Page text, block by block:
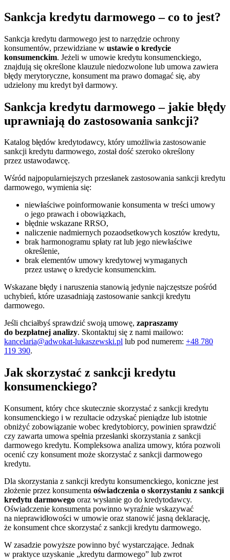
Sankcja kredytu darmowego – co to jest?
Sankcja kredytu darmowego jest to narzędzie ochrony
konsumentów, przewidziane w ustawie o kredycie
konsumenckim. Jeżeli w umowie kredytu konsumenckiego,
znajdują się określone klauzule niedozwolone lub umowa zawiera
błędy merytoryczne, konsument ma prawo domagać się, aby
udzielony mu kredyt był darmowy.
Sankcja kredytu darmowego – jakie błędy
uprawniają do zastosowania sankcji?
Katalog błędów kredytodawcy, który umożliwia zastosowanie
sankcji kredytu darmowego, został dość szeroko określony
przez ustawodawcę.
Wśród najpopularniejszych przesłanek zastosowania sankcji kredytu
darmowego, wymienia się:
niewłaściwe poinformowanie konsumenta w treści umowy
o jego prawach i obowiązkach,
błędnie wskazane RRSO,
naliczenie nadmiernych pozaodsetkowych kosztów kredytu,
brak harmonogramu spłaty rat lub jego niewłaściwe
określenie,
brak elementów umowy kredytowej wymaganych
przez ustawę o kredycie konsumenckim.
Wskazane błędy i naruszenia stanowią jedynie najczęstsze pośród
uchybień, które uzasadniają zastosowanie sankcji kredytu
darmowego.
Jeśli chciałbyś sprawdzić swoją umowę, zapraszamy
do bezpłatnej analizy. Skontaktuj się z nami mailowo:
kancelaria@adwokat-lukaszewski.pl lub pod numerem: +48 780
119 390.
Jak skorzystać z sankcji kredytu
konsumenckiego?
Konsument, który chce skutecznie skorzystać z sankcji kredytu
konsumenckiego i w rezultacie odzyskać pieniądze lub istotnie
obniżyć zobowiązanie wobec kredytobiorcy, powinien sprawdzić
czy zawarta umowa spełnia przesłanki skorzystania z sankcji
darmowego kredytu. Kompleksowa analiza umowy, która pozwoli
ocenić czy konsument może skorzystać z sankcji darmowego
kredytu.
Dla skorzystania z sankcji kredytu konsumenckiego, koniczne jest
złożenie przez konsumenta oświadczenia o skorzystaniu z sankcji
kredytu darmowego oraz wysłanie go do kredytodawcy.
Oświadczenie konsumenta powinno wyraźnie wskazywać
na nieprawidłowości w umowie oraz stanowić jasną deklarację,
że konsument chce skorzystać z sankcji kredytu darmowego.
W zasadzie powyższe powinno być wystarczające. Jednak
w praktyce uzyskanie „kredytu darmowego” lub zwrot